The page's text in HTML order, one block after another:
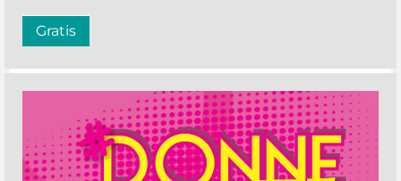
Gratis